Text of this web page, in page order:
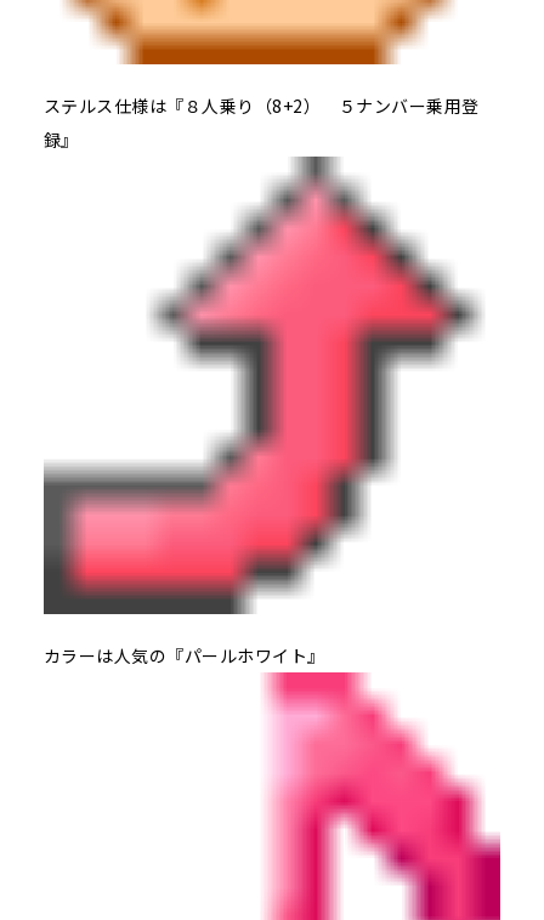
ステルス仕様は『８人乗り（8+2） ５ナンバー乗用登
録』
カラーは人気の『パールホワイト』